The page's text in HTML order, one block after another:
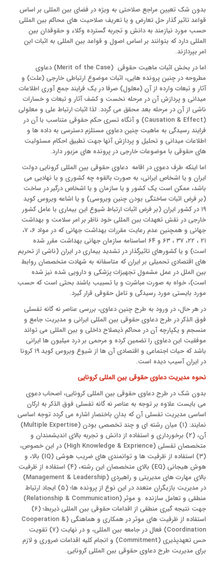
بدون شک تعیین مراجع صلاحتی به ویژه در فضای بین المللی بر اساس
قواعد تاثیر گذار حل تعارض و یا تعریف صلاحیت های محاکم بین المللی
حسب مورد نیازمند به دانش و تجربه گسترده وکلاء و حقوقدان بین
المللی دارد که بتوانند بر اساس اصول و قواعد بین المللی به اثبات ابن
امر بپردازند.
اما در بخش اثبات ماهیت حقوقی (Merit of the Case) دعاوی
مطروحه در چنین پرونده هایی، اثبات موضوع ارتباطی خارجی (علت) و
آثار و تبعات وارده از آن (معلول) صرفا در یک فرایند جمع آوری اطلاعات
میدانی و پردازش آن در مرحله نخست و کشف آثار و تبعات و خسارات
ناشی از آن در مرحله بعد محقق می گردد. لذا اثبات ارتباط علی و معلولی
(Causation & Effect) و آنگاه تسری حکم حقوقی متناسب با آن در
فرایند رسیدگی به ماهیت چنین دعاوی مستلزم دسترسی به داده ها و
اطلاعات میدانی و تحلیل و پردازش آنها جهت تطبیق احکام مسئولیت
های حقوقی با موضوعات خارجی در پرونده های مزبور دارد.
اما اینکه طرف دعوی در اقامه دعاوی حقوقی بین المللی کرونایی دولت
ایران و یا اشخاص ایرانی، به صورت بالقوه چه کشوری و یا نهادیی می
باشد، ممکن است یک کشور و یا سازمان و یا اشخاص درگیر در ساخت
(بر فرض اثبات ساختگی بودن چنین ویروسی) و یا اشاعه ویروس کوید
۱۹ در کشور ایران (بر فرض اثبات ارتباط شیوع این بیماری با عامل کشور
خارجی در نقش تعهدات بین المللی خود ناظر بر امر سلامت و بهداشت
جهانی و همچنین عدم رعایت مقررات بهداشت جهانی که در مواد ۶، ۷،
۲۱ ، ۲۲، ۳۷ ، ۶۳ و ۶۴ اساسنامه سازمان جهانی بهداشت مقرر شده
است) و یا کشورهای تاثیرگذار در تشدید بیماری در ایران (ناشی از تحریم
های اقتصادی تحمیلی بر ایران که متاسفانه به شهادت متخصصان روابط
بین الملل در عمل مشمول تجهیزات پزشکی و دارویی شده نیز شده
است)، خواه به صورت مباشرت و یا تسبیب باشند بحثی است که حسب
مورد بایستی مورد رسیدگی و تامل حقوقی قرار گیرد.
در هر حال، در ورود به طرح چنین دعاوی، بررسی عناصر نه گانه تفسلی
فوق الذکر در طرح دعاوی حقوقی بین المللی ایرانی و مدیریت جامع و
منسجم و یکپارچه آن در محاکم ذیصلاح داخلی و بین المللی می تواند
موفقیت این دعاوی را تضمین کرده و مرحمی بر درد میلیون ها ایرانی
باشد که حیات اجتماعی و اقتصادی آن ها از شیوع ویروس کوید ۱۹ کرونا
در ایران آسیب دیده است.
نحوه مدیریت دعاوی حقوقی بین المللی کرونایی
بدون شک در طرح دعاوی حقوقی بین المللی کرونایی، اصحاب دعوی
می بایست علاوه بر توجه به عناصر نه گانه تفسلی فوق الذکر به ارکان
اساسی مدیریت تفسلی آن که بدان باختصار اشاره می گردد توجه اساسی
نمایند: (۱) میان رشته ای و چند تخصصی بودن (Multiple Expertise)
آن، (۲) برخورداری و استفاده از دانش و تجربه بالای اندیشمندان و
متخصصان تفسلی (High Knowledge & Exprience) در این خصوص،
(۳) استفاده از ظرفیت ها و توانمندی های ضریب هوشی (IQ) بالا، و
هوش هیجانی (EQ) بالای متخصصان این رشته، (۴) استفاده از ظرفیت
بالای مهارت های مدیریتی و راهبردی (Management & Leadership)
در مدیریت بازیگران متعدد در این نوع از پرونده ها؛ (۵) ایجاد ارتباط
منطقی و تعامل سازنده و موثر (Relationship & Communication)
جهت نتیجه گیری منطقی از اقدامات حقوقی بین المللی ذیربط؛ (۶)
استفاده از ظرفیت های موثر در همکاری و هماهنگی (Cooperation &
Coordination) فعال در جامعه بین المللی، و در نهایت (۷) تقویت
حس تعهدپذیری (Commitment) و انجام کلیه اقدامات ضروری و لازم
برای مدیریت طرح دعاوی حقوقی بین المللی کرونایی.